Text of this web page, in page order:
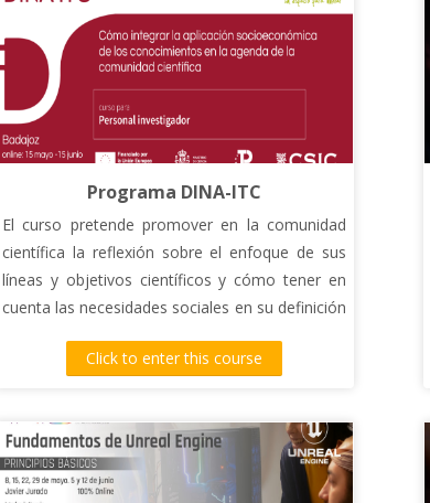
Programa DINA-ITC
El curso pretende promover en la comunidad
científica la reflexión sobre el enfoque de sus
líneas y objetivos científicos y cómo tener en
cuenta las necesidades sociales en su definición
competencias necesarias.
Click to enter this course